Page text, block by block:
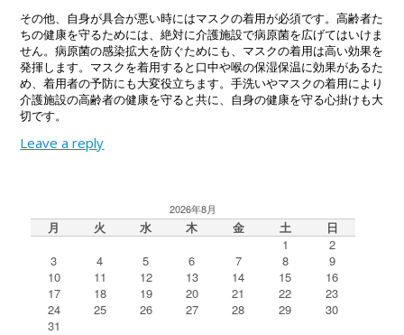
その他、自身が具合が悪い時にはマスクの着用が必須です。高齢者た
ちの健康を守るためには、絶対に介護施設で病原菌を広げてはいけま
せん。病原菌の感染拡大を防ぐためにも、マスクの着用は高い効果を
発揮します。マスクを着用すると口中や喉の保湿保温に効果があるた
め、着用者の予防にも大変役立ちます。手洗いやマスクの着用により
介護施設の高齢者の健康を守ると共に、自身の健康を守る心掛けも大
切です。
Leave a reply
2026年8月
月 火 水 木 金 土
日
1
2
3
4 5 6 7 8
9
10
11 12 13 14 15
16
17
18 19 20 21 22
23
24
25 26 27 28 29
30
31